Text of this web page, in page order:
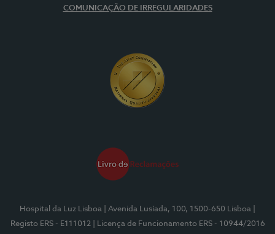
COMUNICAÇÃO DE IRREGULARIDADES
Hospital da Luz Lisboa | Avenida Lusíada, 100, 1500-650 Lisboa
Registo ERS - E111012
| Licença de Funcionamento ERS - 10944/2016